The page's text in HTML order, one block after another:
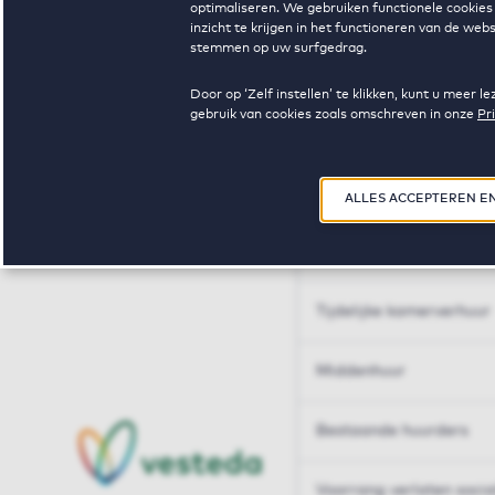
optimaliseren. We gebruiken functionele
inzicht te krijgen in het functioneren van de
stemmen op uw surfgedrag.
Door op ‘Zelf instellen’ te klikken, kunt u meer
gebruik van cookies zoals omschreven in onze
ALLES ACCEPTEREN
Huren op maat
Tijdelijke kamerverhuur
Middenhuur
Bestaande huurders
Voorrang verlaten